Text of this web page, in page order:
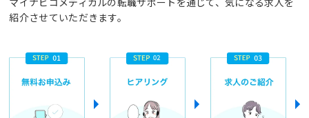
紹介させていただきます。